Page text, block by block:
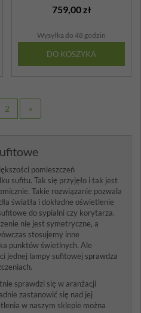
UMAGE
759,00 zł
Wysyłka do 48 godzin
DO KOSZYKA
2 »
pomieszczeń
sufitu. Tak się przyjęło i tak jest
Takie rozwiązanie pozwala
światła i dokładne oświetlenie
do sypialni czy korytarza.
nie jest symetryczne, a
stosujemy inne
punktów świetlnych. Ale
jednej lampy sufitowej sprawdza
sprawdzi się w aranżacji
zastanowić się nad jej
w naszym sklepie można